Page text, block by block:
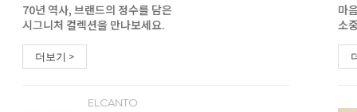
70년 역사, 브랜드의 정수를 담은
시그니처 컬렉션을 만나보세요.
더보기 >
ELCANTO
마
소